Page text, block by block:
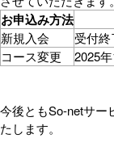
お申込み方法
新規入会
受付終
コース変更
2025
今後ともSo-netサー
たします。